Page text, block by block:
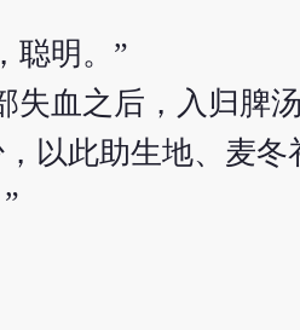
聪明。”
失血之后，入归脾
以此助生地、麦